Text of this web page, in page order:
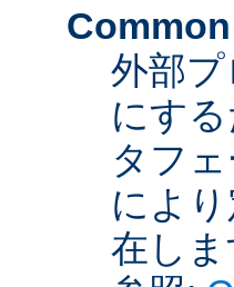
外部
にす
タフ
によ
在しま